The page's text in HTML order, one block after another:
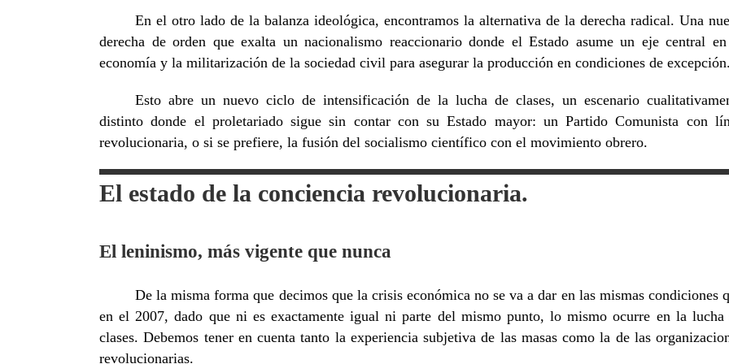
En el otro lado de la balanza ideológica, encontramos la alternativa de la derecha radical. Una
derecha de orden que exalta un nacionalismo reaccionario donde el Estado asume un eje central
economía y la militarización de la sociedad civil para asegurar la producción en condiciones de excepción.
Esto abre un nuevo ciclo de intensificación de la lucha de clases, un escenario
distinto donde el proletariado sigue sin contar con su Estado mayor: un Partido Comunista con
revolucionaria, o si se prefiere, la fusión del socialismo científico con el movimiento obrero.
El estado de la conciencia revolucionaria.
El leninismo, más vigente que nunca
De la misma forma que decimos que la crisis económica no se va a dar en las mismas condiciones
en el 2007, dado que ni es exactamente igual ni parte del mismo punto, lo mismo ocurre en la lucha
clases. Debemos tener en cuenta tanto la experiencia subjetiva de las masas como la de las
revolucionarias.